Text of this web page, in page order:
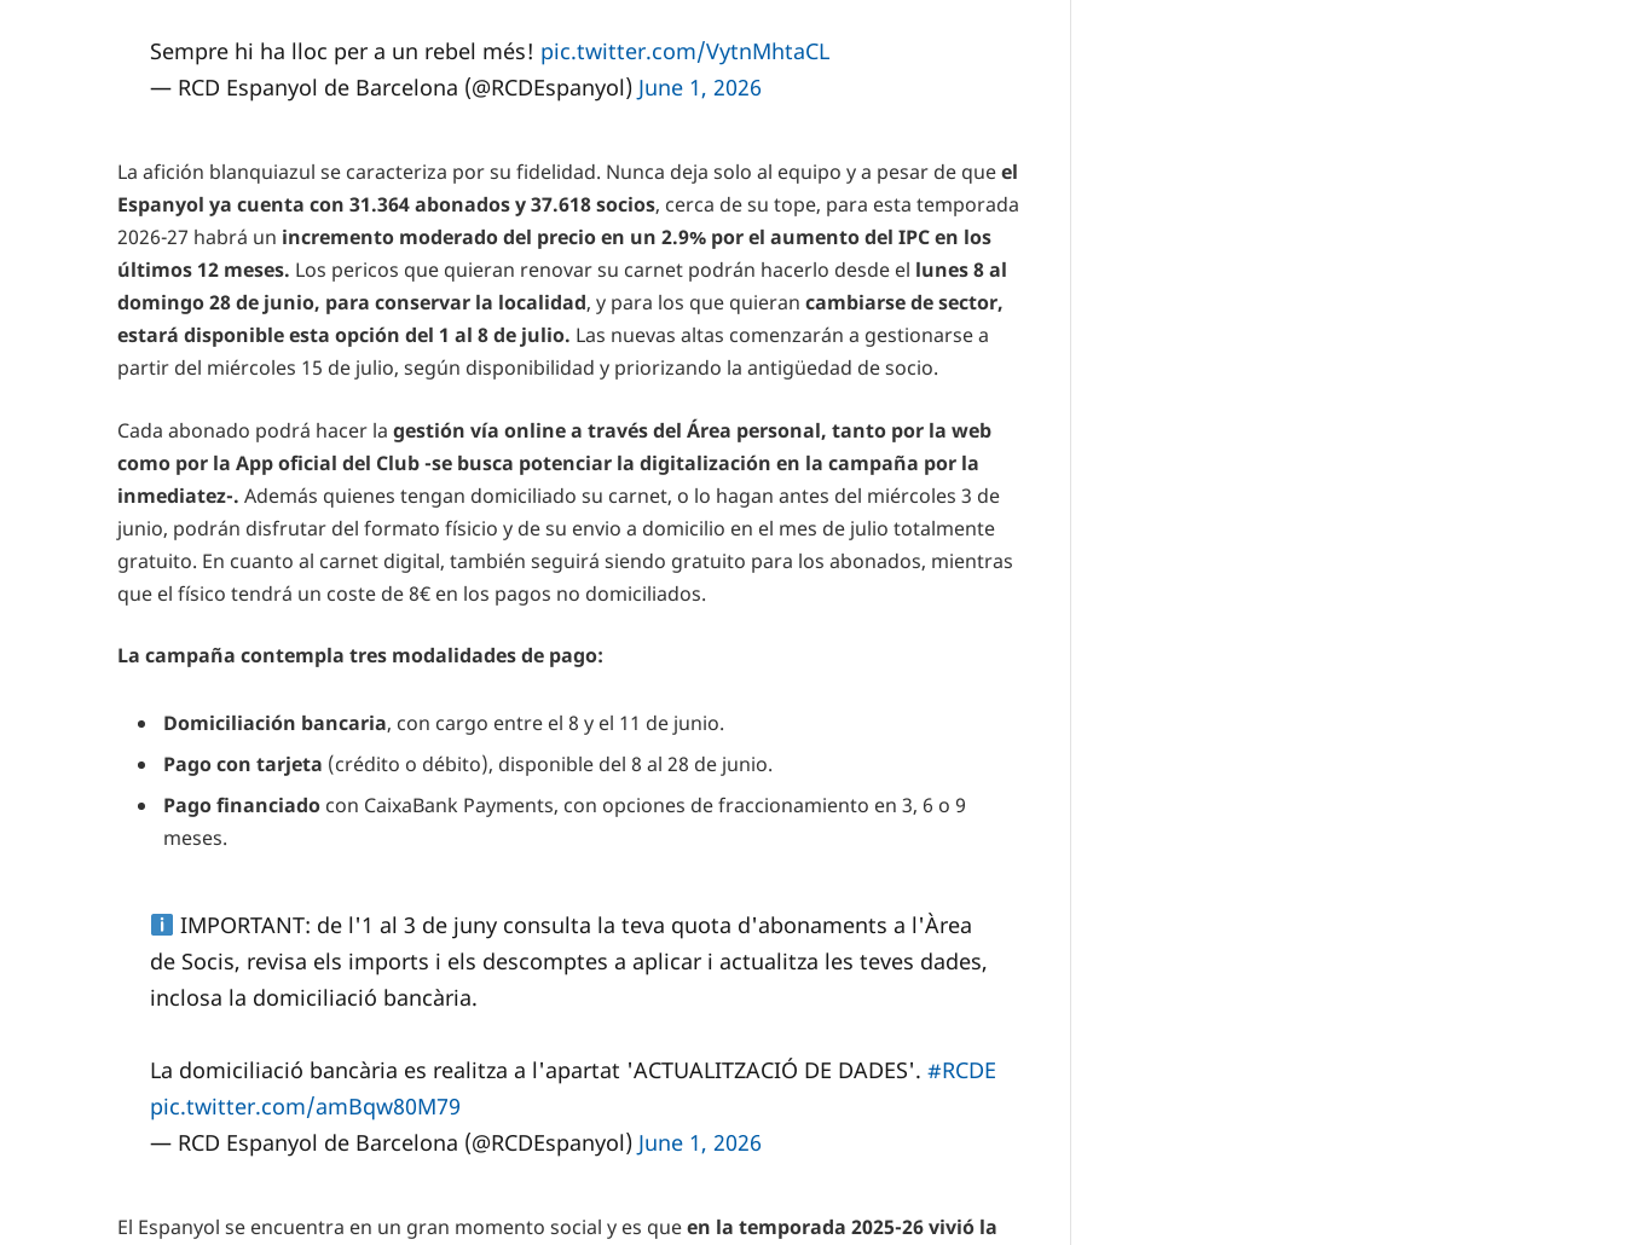
Sempre hi ha lloc per a un rebel més! pic.twitter.com/VytnMhtaCL
— RCD Espanyol de Barcelona (@RCDEspanyol) June 1, 2026
La afición blanquiazul se caracteriza por su fidelidad. Nunca deja solo al equipo y a pesar de queel
Espanyol ya cuenta con 31.364 abonados y 37.618 socios, cerca de su tope, para esta temporada
2026-27 habrá un incremento moderado del precio en un 2.9% por el aumento del IPC en los
últimos 12 meses. Los pericos que quieran renovar su carnet podrán hacerlo desde el lunes 8 al
domingo 28 de junio, para conservar la localidad, y para los que quieran cambiarse de sector,
estará disponible esta opción del 1 al 8 de julio. Las nuevas altas comenzarán a gestionarse a
partir del miércoles 15 de julio, según disponibilidad y priorizando la antigüedad de socio.
Cada abonado podrá hacer la gestión vía online a través del Área personal, tanto por la web
como por la App oficial del Club -se busca potenciar la digitalización en la campaña por la
inmediatez-. Además quienes tengan domiciliado su carnet, o lo hagan antes del miércoles 3 de
junio, podrán disfrutar del formato físicio y de su envio a domicilio en el mes de julio totalmente
gratuito. En cuanto al carnet digital, también seguirá siendo gratuito para los abonados, mientras
que el físico tendrá un coste de 8€ en los pagos no domiciliados.
La campaña contempla tres modalidades de pago:
Domiciliación bancaria, con cargo entre el 8 y el 11 de junio.
Pago con tarjeta (crédito o débito), disponible del 8 al 28 de junio.
Pago financiado con CaixaBank Payments, con opciones de fraccionamiento en 3, 6 o 9
meses.
IMPORTANT: de l'1 al 3 de juny consulta la teva quota d'abonaments a l'Àrea
de Socis, revisa els imports i els descomptes a aplicar i actualitza les teves dades,
inclosa la domiciliació bancària.
La domiciliació bancària es realitza a l'apartat 'ACTUALITZACIÓ DE DADES'. #RCDE
pic.twitter.com/amBqw80M79
— RCD Espanyol de Barcelona (@RCDEspanyol) June 1, 2026
El Espanyol se encuentra en un gran momento social y es queen la temporada 2025-26 vivió la